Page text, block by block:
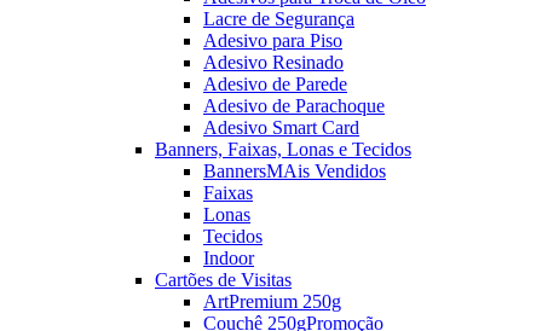
Lacre de Segurança
Adesivo para Piso
Adesivo Resinado
Adesivo de Parede
Adesivo de Parachoque
Adesivo Smart Card
Banners, Faixas, Lonas e Tecidos
BannersMAis Vendidos
Faixas
Lonas
Tecidos
Indoor
Cartões de Visitas
ArtPremium 250g
Couchê 250gPromoção